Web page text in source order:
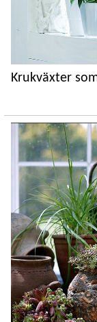
Krukväxter